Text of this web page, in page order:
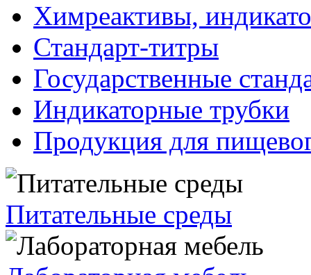
Химреактивы,
Стандарт-титры
Государственные
Индикаторные трубки
Продукция для
Питательные среды